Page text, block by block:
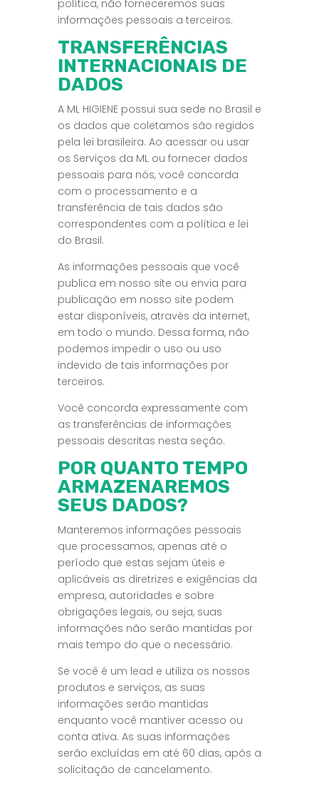
política, não forneceremos suas
informações pessoais a terceiros.
TRANSFERÊNCIAS
INTERNACIONAIS DE
DADOS
A ML HIGIENE possui sua sede no Brasil e
os dados que coletamos são regidos
pela lei brasileira. Ao acessar ou usar
os Serviços da ML ou fornecer dados
pessoais para nós, você concorda
com o processamento e a
transferência de tais dados são
correspondentes com a política e lei
do Brasil.
As informações pessoais que você
publica em nosso site ou envia para
publicação em nosso site podem
estar disponíveis, através da internet,
em todo o mundo. Dessa forma, não
podemos impedir o uso ou uso
indevido de tais informações por
terceiros.
Você concorda expressamente com
as transferências de informações
pessoais descritas nesta seção.
POR QUANTO TEMPO
ARMAZENAREMOS
SEUS DADOS?
Manteremos informações pessoais
que processamos, apenas até o
período que estas sejam úteis e
aplicáveis as diretrizes e exigências da
empresa, autoridades e sobre
obrigações legais, ou seja, suas
informações não serão mantidas por
mais tempo do que o necessário.
Se você é um lead e utiliza os nossos
produtos e serviços, as suas
informações serão mantidas
enquanto você mantiver acesso ou
conta ativa. As suas informações
serão excluídas em até 60 dias, após a
solicitação de cancelamento.